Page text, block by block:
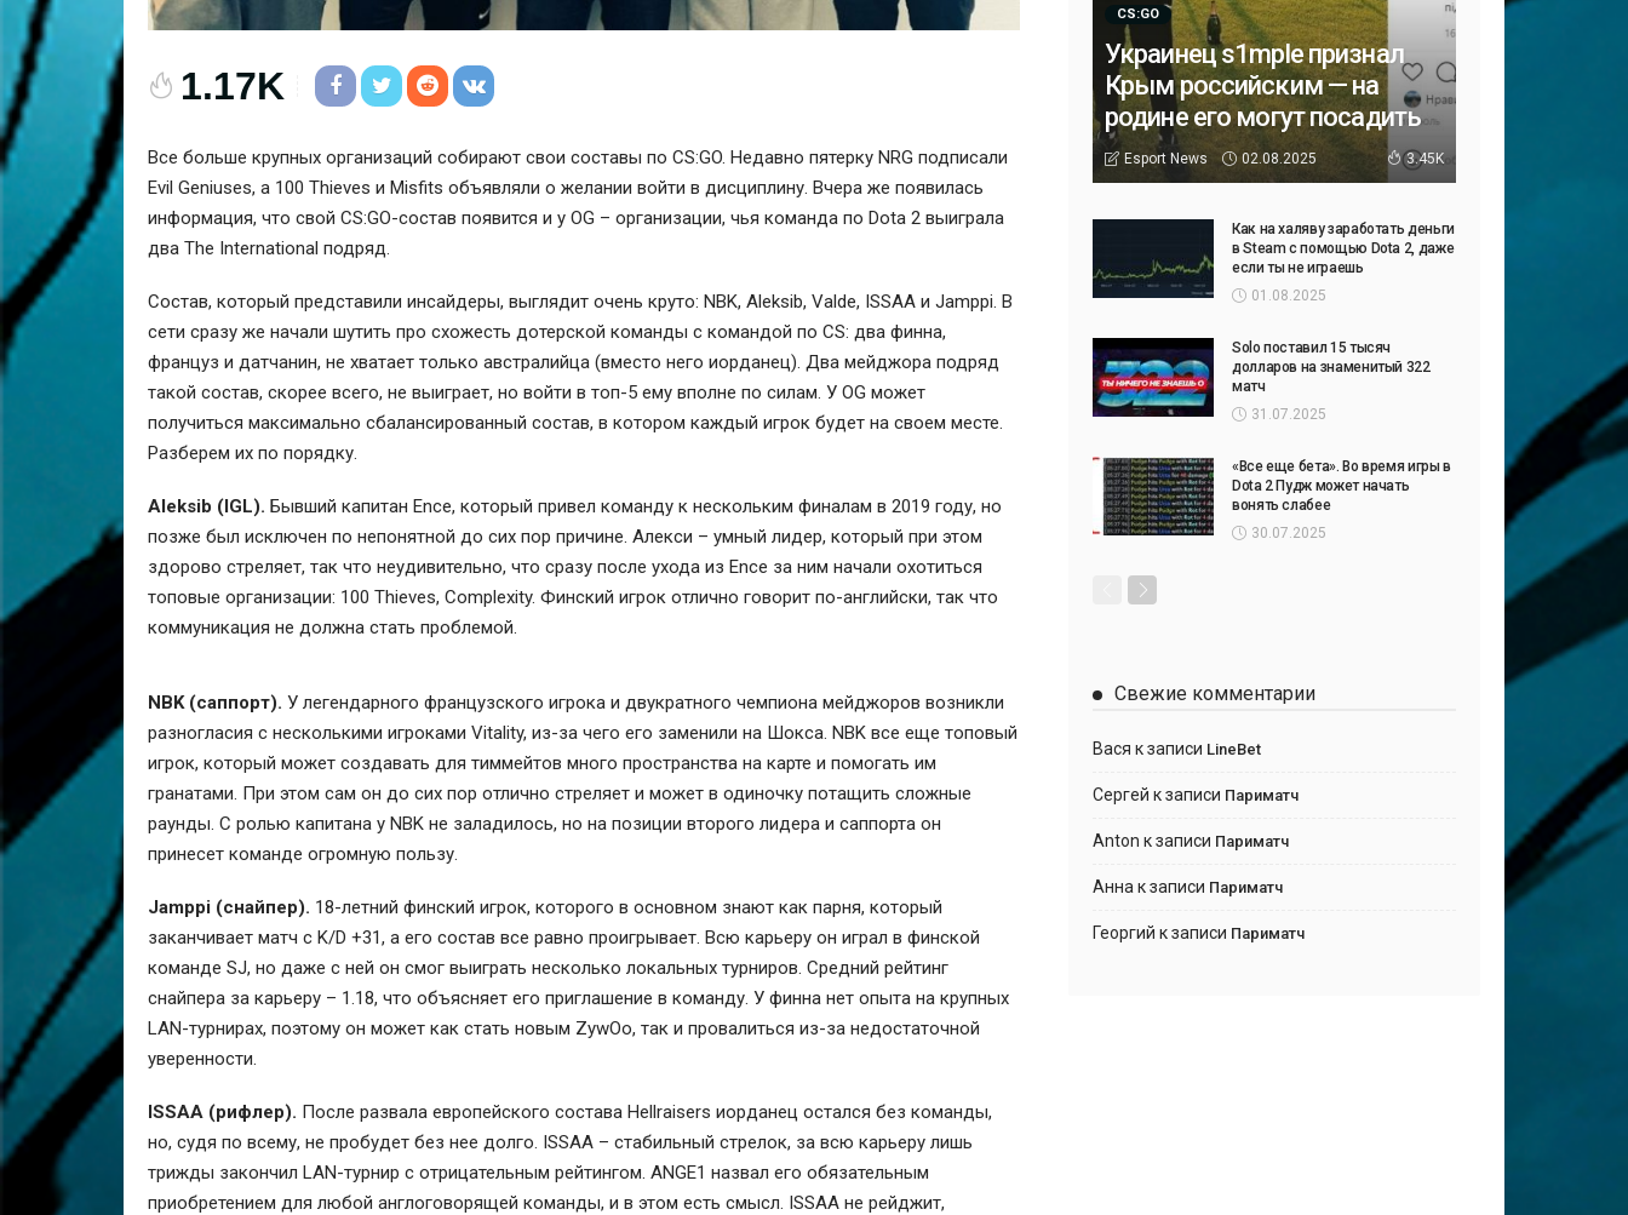
1.17K
Все больше крупных организаций собирают свои составы по CS:GO. Недавно пятерку NRG подписали
Evil Geniuses, а 100 Thieves и Misfits объявляли о желании войти в дисциплину. Вчера же появилась
информация, что свой CS:GO-состав появится и у OG – организации, чья команда по Dota 2 выиграла
два The International подряд.
Состав, который представили инсайдеры, выглядит очень круто: NBK, Aleksib, Valde, ISSAA и Jamppi. В
сети сразу же начали шутить про схожесть дотерской команды с командой по CS: два финна,
француз и датчанин, не хватает только австралийца (вместо него иорданец). Два мейджора подряд
такой состав, скорее всего, не выиграет, но войти в топ-5 ему вполне по силам. У OG может
получиться максимально сбалансированный состав, в котором каждый игрок будет на своем месте.
Разберем их по порядку.
Aleksib (IGL). Бывший капитан Ence, который привел команду к нескольким финалам в 2019 году, но
позже был исключен по непонятной до сих пор причине. Алекси – умный лидер, который при этом
здорово стреляет, так что неудивительно, что сразу после ухода из Ence за ним начали охотиться
топовые организации: 100 Thieves, Complexity. Финский игрок отлично говорит по-английски, так что
коммуникация не должна стать проблемой.
NBK (саппорт). У легендарного французского игрока и двукратного чемпиона мейджоров возникли
разногласия с несколькими игроками Vitality, из-за чего его заменили на Шокса. NBK все еще топовый
игрок, который может создавать для тиммейтов много пространства на карте и помогать им
гранатами. При этом сам он до сих пор отлично стреляет и может в одиночку потащить сложные
раунды. С ролью капитана у NBK не заладилось, но на позиции второго лидера и саппорта он
принесет команде огромную пользу.
Jamppi (снайпер). 18-летний финский игрок, которого в основном знают как парня, который
заканчивает матч с K/D +31, а его состав все равно проигрывает. Всю карьеру он играл в финской
команде SJ, но даже с ней он смог выиграть несколько локальных турниров. Cредний рейтинг
снайпера за карьеру – 1.18, что объясняет его приглашение в команду. У финна нет опыта на крупных
LAN-турнирах, поэтому он может как стать новым ZywOo, так и провалиться из-за недостаточной
уверенности.
ISSAA (рифлер). После развала европейского состава Hellraisers иорданец остался без команды,
но, судя по всему, не пробудет без нее долго. ISSAA – стабильный стрелок, за всю карьеру лишь
трижды закончил LAN-турнир с отрицательным рейтингом. ANGE1 назвал его обязательным
приобретением для любой англоговорящей команды, и в этом есть смысл. ISSAA не рейджит,
CS:GO
Украинец s1mple признал
Крым российским — на
родине его могут посадить
Esport News 02.08.2025 3.45K
Как на халяву заработать деньги
в Steam с помощью Dota 2, даже
если ты не играешь
01.08.2025
Solo поставил 15 тысяч
долларов на знаменитый 322
матч
31.07.2025
«Все еще бета». Во время игры в
Dota 2 Пудж может начать
вонять слабее
30.07.2025
Свежие комментарии
Вася к записи LineBet
Сергей к записи Париматч
Anton к записи Париматч
Анна к записи Париматч
Георгий к записи Париматч